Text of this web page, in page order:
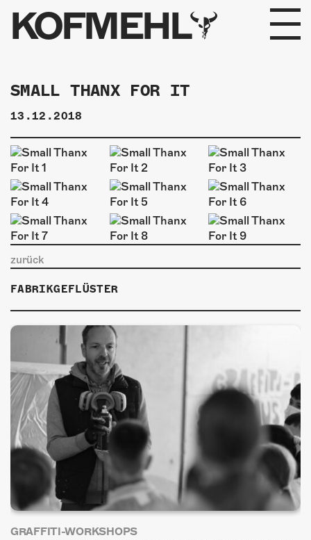
KOFMEHL
PROGRAMM
FABRIKGEFLÜSTER
GALERIE
FOTOGALERIE
PHOTOMAT
INFOS
KONTAKT
ÜBER UNS
GÖNNEREI
SHOP
MITMACHEN
SMALL THANX FOR IT
13.12.2018
zurück
FABRIKGEFLÜSTER
GRAFFITI-WORKSHOPS